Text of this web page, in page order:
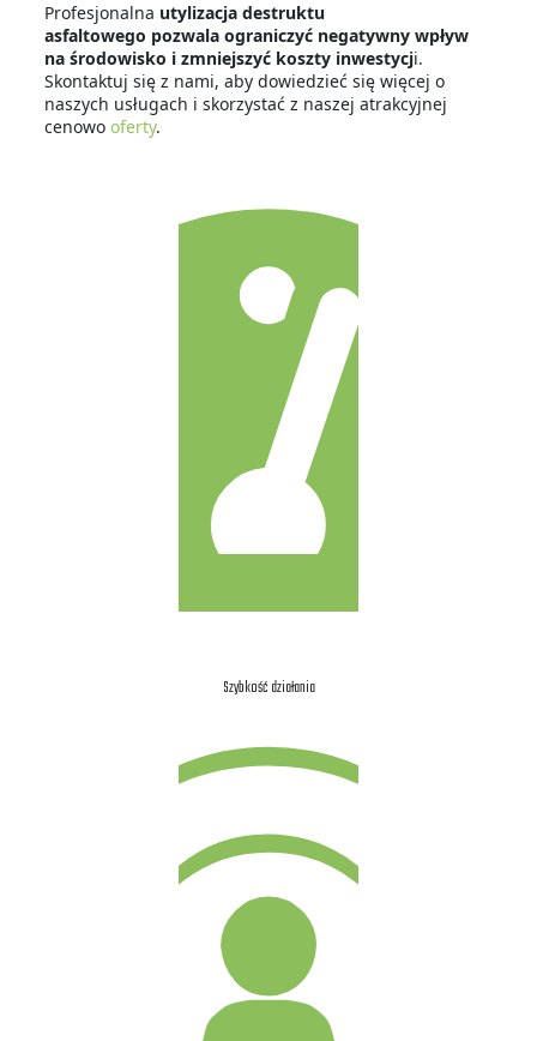
Profesjonalna utylizacja destruktu
asfaltowego pozwala ograniczyć negatywny wpływ
na środowisko i zmniejszyć koszty inwestycji.
Skontaktuj się z nami, aby dowiedzieć się więcej o
naszych usługach i skorzystać z naszej atrakcyjnej
cenowo oferty.
Szybkość działania